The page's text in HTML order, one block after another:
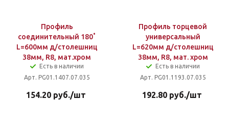
Профиль
соединительный 180˚
L=600мм д/столешниц
38мм, R8, мат.хром
Есть в наличии
Арт. PG01.1407.07.035
154.20руб./шт
Профиль торцевой
универсальный
L=620мм д/столешниц
38мм, R8, мат. хром
Есть в наличии
Арт. PG01.1193.07.035
192.80руб./шт